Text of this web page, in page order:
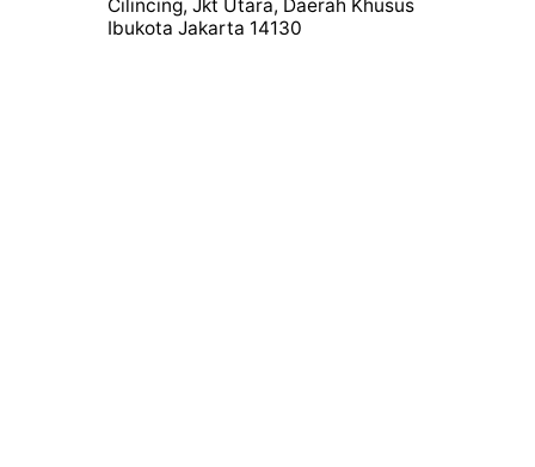
Cilincing, Jkt Utara, Daerah Khusus
Ibukota Jakarta 14130